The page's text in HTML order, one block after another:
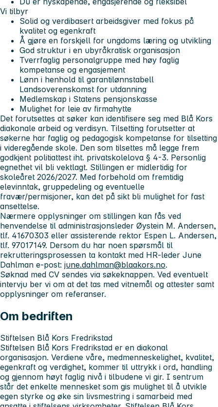
Vi tilbyr
Solid og verdibasert arbeidsgiver med fokus på
kvalitet og egenkraft
Å gjøre en forskjell for ungdoms læring og utvikling
God struktur i en ubyråkratisk organisasjon
Tverrfaglig personalgruppe med høy faglig
kompetanse og engasjement
Lønn i henhold til garantilønnstabell
Landsoverenskomst for utdanning
Medlemskap i Statens pensjonskasse
Mulighet for leie av firmahytte
Det forutsettes at søker kan identifisere seg med Blå Kors
diakonale arbeid og verdisyn. Tilsetting forutsetter at
søkerne har faglig og pedagogisk kompetanse for tilsetting
i videregående skole. Den som tilsettes må legge frem
godkjent politiattest iht. privatskolelova § 4-3. Personlig
egnethet vil bli vektlagt. Stillingen er midlertidig for
skoleåret 2026/2027. Med forbehold om fremtidig
elevinntak, gruppedeling og eventuelle
fravær/permisjoner, kan det på sikt bli mulighet for fast
ansettelse.
Nærmere opplysninger om stillingen kan fås ved
henvendelse til administrasjonsleder Øystein M. Andersen,
tlf. 41670303 eller assisterende rektor Espen L. Andersen,
tlf. 97017149. Dersom du har noen spørsmål til
rekrutteringsprosessen ta kontakt med HR-leder June
Dahlman e-post: june.dahlman@blaakors.no.
Søknad med CV sendes via søkeknappen. Ved eventuelt
intervju ber vi om at det tas med vitnemål og attester samt
opplysninger om referanser.
Om bedriften
Stiftelsen Blå Kors Fredrikstad
Stiftelsen Blå Kors Fredrikstad er en diakonal
organisasjon. Verdiene våre, medmenneskelighet, kvalitet,
egenkraft og verdighet, kommer til uttrykk i ord, handling
og gjennom høyt faglig nivå i tilbudene vi gir. I sentrum
står det enkelte mennesket som gis mulighet til å utvikle
egen styrke og øke sin livsmestring i samarbeid med